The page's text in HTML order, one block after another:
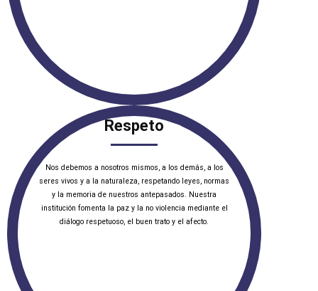
Respeto
Nos debemos a nosotros mismos, a los demás, a los
seres vivos y a la naturaleza, respetando leyes, normas
y la memoria de nuestros antepasados. Nuestra
institución fomenta la paz y la no violencia mediante el
diálogo respetuoso, el buen trato y el afecto.